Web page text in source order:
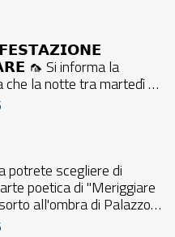
🦟 Si informa la
che la notte tra martedì 4
potrete scegliere di
poetica di "Meriggiare
all'ombra di Palazzo